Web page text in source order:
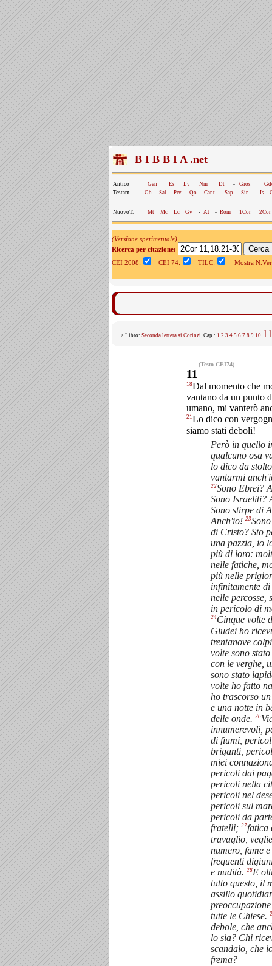
B I B B I A .net
Antico Gen Es Lv Nm Dt - Gios
Testam.
Gb Sal Prv Qo Cant Sap Sir - Is
NuovoT. Mt Mc Lc Gv - At - Rom 1Cor 2Cor
(Versione sperimentale)
Ricerca per citazione:
CEI 2008:
CEI 74: TILC: Mostra
> Libro: Seconda lettera ai Corinzi, Cap.: 1 2 3 4 5 6 7 8 9 10 11
(Testo CEI74)
11
18Dal momento che
vantano da un punto
umano, mi vanterò
21Lo dico con
siamo stati deboli!
Però in quello
qualcuno osa
lo dico da
vantarmi
22Sono Ebrei?
Sono Israeliti?
Sono stirpe di
Anch'io! 23
di Cristo? Sto
una pazzia, io
più di loro:
nelle fatiche,
più nelle
infinitamente
nelle percosse,
in pericolo di
24Cinque volte
Giudei ho
trentanove
volte sono
con le verghe,
sono stato
volte ho fatto
ho trascorso
e una notte in
delle onde. 26
innumerevoli,
di fiumi,
briganti,
miei
pericoli dai
pericoli nella
pericoli nel
pericoli sul
pericoli da
fratelli; 27fatica
travaglio,
numero, fame e
frequenti
e nudità. 28E
tutto questo, il
assillo
tutte le Chiese.
debole, che
lo sia? Chi
scandalo, che
frema?